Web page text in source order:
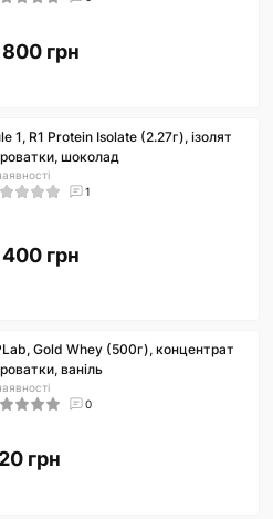
грн
1, R1 Protein Isolate (2.27г), ізолят
шоколад
1
грн
Gold Whey (500г), концентрат
ваніль
0
грн